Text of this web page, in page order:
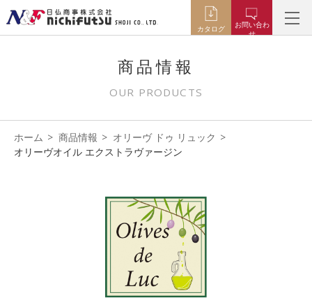
カタログ
お問い合わ
せ
商品情報
OUR PRODUCTS
ホーム 商品情報
オリーヴ ドゥ リュック
オリーヴオイル エクストラヴァージン